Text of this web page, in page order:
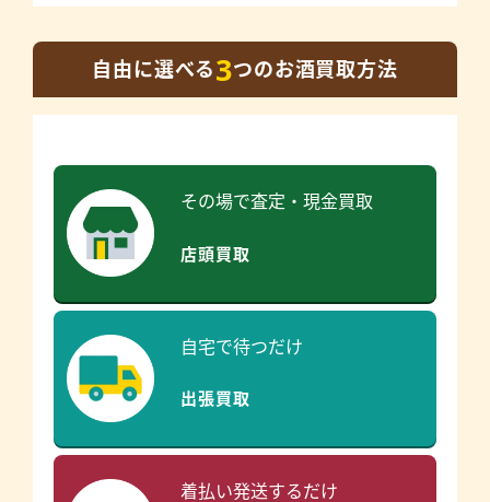
自由に選べる3つのお酒買取方法
その場で査定・現金買取
店頭買取
自宅で待つだけ
出張買取
着払い発送するだけ